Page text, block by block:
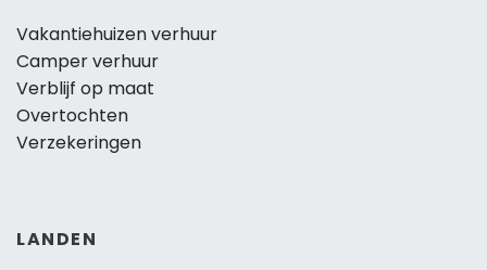
Vakantiehuizen verhuur
Camper verhuur
Verblijf op maat
Overtochten
Verzekeringen
LANDEN